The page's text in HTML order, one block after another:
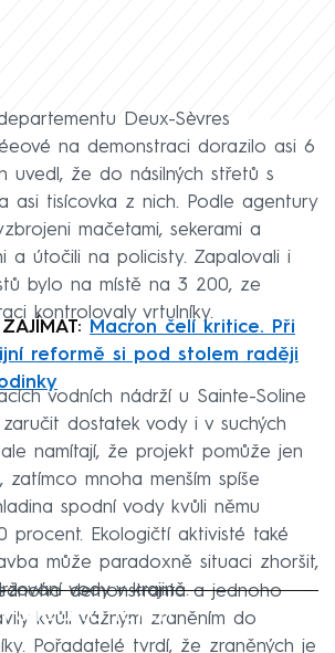
Deux-Sèvres
na demonstraci dorazilo asi 6
uvedl, že do násilných střetů s
asi tisícovka z nich. Podle agentury
mačetami, sekerami a
a útočili na policisty. Zapalovali i
bylo na místě na 3 200, ze
kontrolovaly vrtulníky.
Macron čelí kritice. Při
reformě si pod stolem raději
vodních nádrží u Sainte-Soline
dostatek vody i v suchých
namítají, že projekt pomůže jen
zatímco mnoha menším spíše
spodní vody kvůli němu
procent. Ekologičtí aktivisté také
může paradoxně situaci zhoršit,
vody v krajině.
Failed to fetch
demonstranta a jednoho
kvůli vážným zraněním do
Pořadatelé tvrdí, že zraněných je